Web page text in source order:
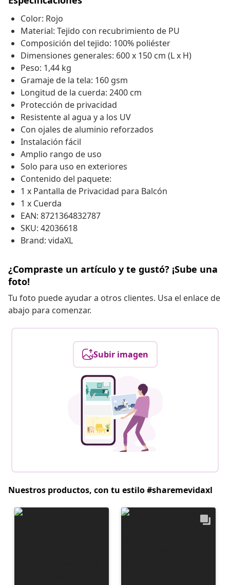
Color: Rojo
Material: Tejido con recubrimiento de PU
Composición del tejido: 100% poliéster
Dimensiones generales: 600 x 150 cm (L x H)
Peso: 1,44 kg
Gramaje de la tela: 160 gsm
Longitud de la cuerda: 2400 cm
Protección de privacidad
Resistente al agua y a los UV
Con ojales de aluminio reforzados
Instalación fácil
Amplio rango de uso
Solo para uso en exteriores
Contenido del paquete:
1 x Pantalla de Privacidad para Balcón
1 x Cuerda
EAN: 8721364832787
SKU: 42036618
Brand: vidaXL
¿Compraste un artículo y te gustó? ¡Sube una
foto!
Tu foto puede ayudar a otros clientes. Usa el enlace de
abajo para comenzar.
Subir imagen
Nuestros productos, con tu estilo #sharemevidaxl